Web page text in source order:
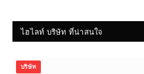
ไฮไลท์ บริษัท ที่น่าสนใจ
บริษัท